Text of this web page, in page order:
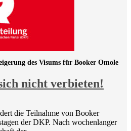
nicht verbieten!
des Visums für Booker Omole
die Teilnahme von Booker
der DKP. Nach wochenlanger